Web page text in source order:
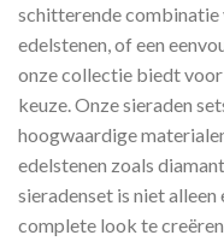
schitterende
edelstenen, of een
onze collectie biedt
keuze. Onze sieraden
hoogwaardige
edelstenen zoals
sieradenset is niet alleen
complete look te